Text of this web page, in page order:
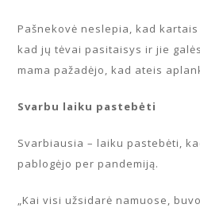
Pašnekovė neslepia, kad
kad jų tėvai pasitaisys ir jie
mama pažadėjo, kad ateis
Svarbu laiku pastebėti
Svarbiausia – laiku pastebėti,
pablogėjo per pandemiją.
„Kai visi užsidarė namuose,